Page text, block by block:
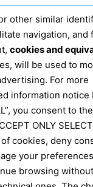
other similar
navigation, and
cookies and
will be used to
For more
information notice
you consent to
ONLY
cookies, deny
your
browsing without